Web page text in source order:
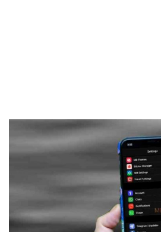
Frankenstein45.Com